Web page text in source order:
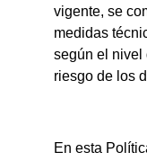
vigente, se
medidas
según el nivel
riesgo de los
En esta